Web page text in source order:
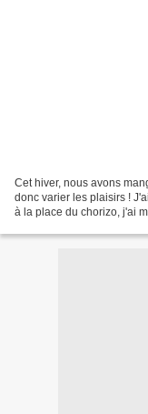
Cet hiver, nous avons
donc varier les plaisirs !
à la place du chorizo, j'ai